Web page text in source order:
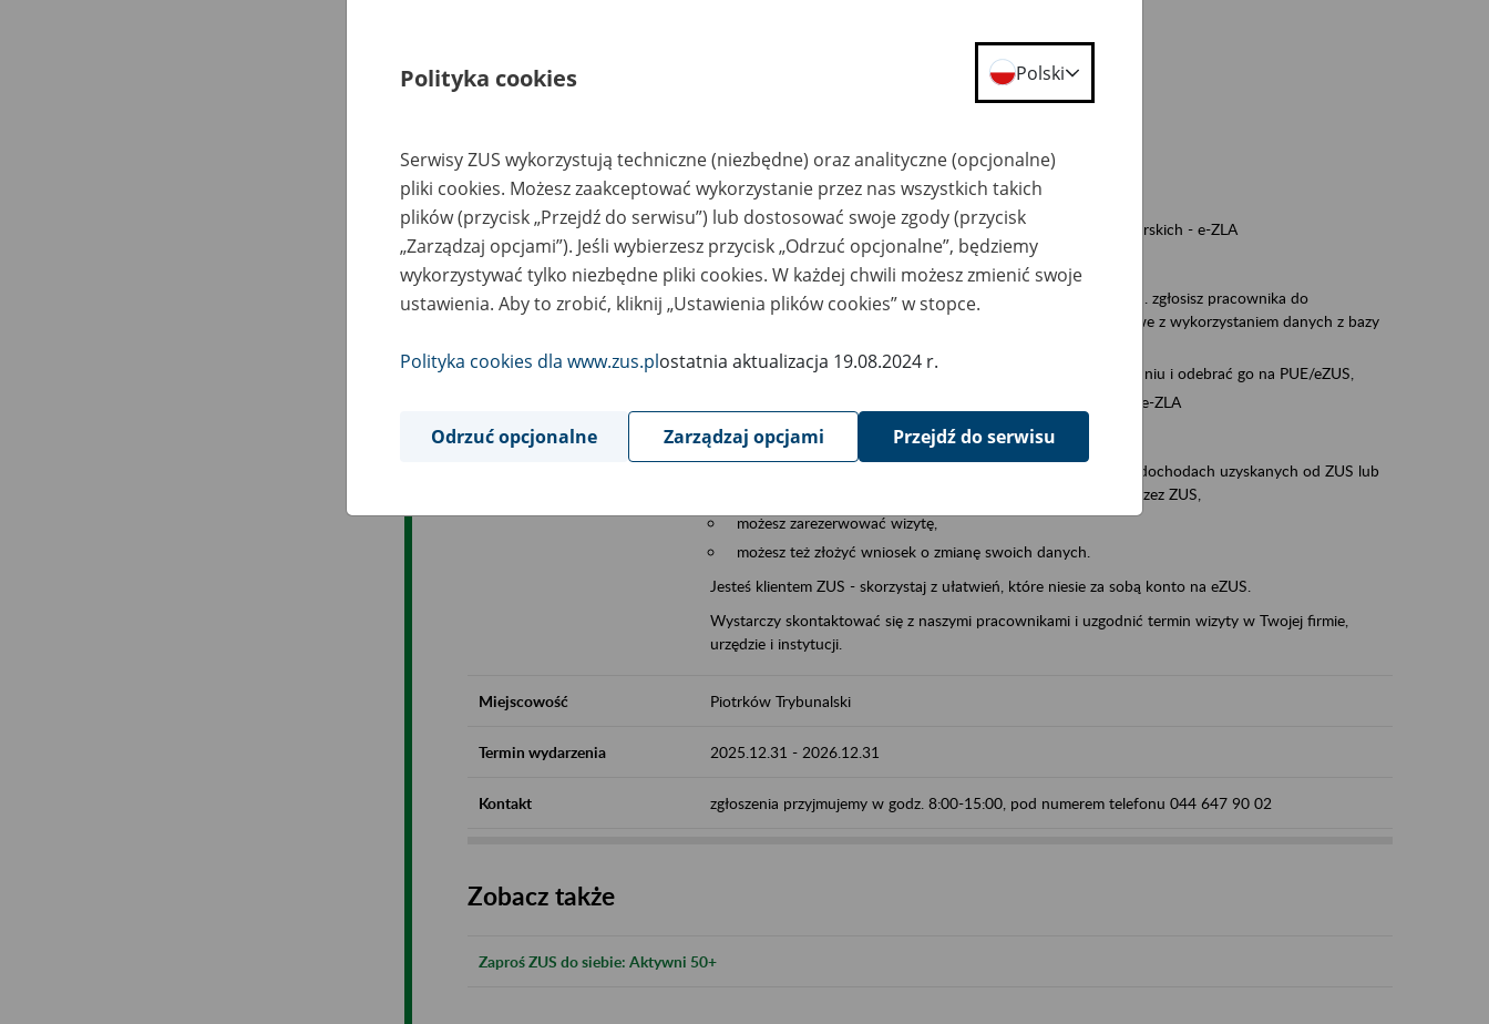
składanie wniosków i otrzymywanie na nie odpowiedzi,
zadawanie pytań i otrzymywanie odpowiedzi z ZUS,
umawianie się na wizyty w jednostce ZUS.
możesz sprawdzić swoje dane zapisane na koncie w ZUS,
masz dostęp do informacji o stanie konta ubezpieczonego,
masz dostę do informacji o wystawionych zwolnieniach lekarskich - e-ZLA
Jeśli jesteś płatnikiem składek (np. przedsiębiorcą)
możesz skorzystać z aplikacji ePłatnik, za pomocą której m.in. zgłosisz pracownika do
ubezpieczeń, wypełnisz i przekażesz dokumenty rozliczeniowe z wykorzystaniem danych z bazy
możesz złożyć wniosek o wydanie zaświadczenia o niezaleganiu i odebrać go na PUE/eZUS,
masz dostęp do zwolnień lekarskich swoich pracowników - e-ZLA
Jeśli jesteś świadczeniobiorcą
masz dostęp m.in. do formularza PIT 11A, czyli informacji o dochodach uzyskanych od ZUS lub
do formularza PIT 40A, czyli rocznego obliczenia podatku przez ZUS,
możesz zarezerwować wizytę,
możesz też złożyć wniosek o zmianę swoich danych.
Jesteś klientem ZUS - skorzystaj z ułatwień, które niesie za sobą konto na eZUS.
Wystarczy skontaktować się z naszymi pracownikami i uzgodnić termin wizyty w Twojej firmie,
urzędzie i instytucji.
Miejscowość Piotrków Trybunalski
Termin wydarzenia 2025.12.31 - 2026.12.31
Kontakt zgłoszenia przyjmujemy w godz. 8:00-15:00, pod numerem telefonu 044 647 90 02
Zobacz także
Zaproś ZUS do siebie: Aktywni 50+
Polityka cookies Polski
Serwisy ZUS wykorzystują techniczne (niezbędne) oraz analityczne (opcjonalne)
pliki cookies. Możesz zaakceptować wykorzystanie przez nas wszystkich takich
plików (przycisk „Przejdź do serwisu”) lub dostosować swoje zgody (przycisk
„Zarządzaj opcjami”). Jeśli wybierzesz przycisk „Odrzuć opcjonalne”, będziemy
wykorzystywać tylko niezbędne pliki cookies. W każdej chwili możesz zmienić swoje
ustawienia. Aby to zrobić, kliknij „Ustawienia plików cookies” w stopce.
Polityka cookies dla www.zus.plostatnia aktualizacja 19.08.2024 r.
Odrzuć opcjonalne Zarządzaj opcjami Przejdź do serwisu